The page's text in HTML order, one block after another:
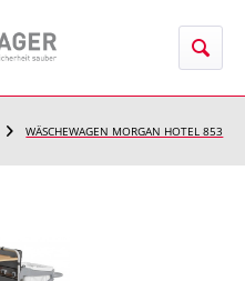
WÄSCHEWAGEN MORGAN HOTEL 853